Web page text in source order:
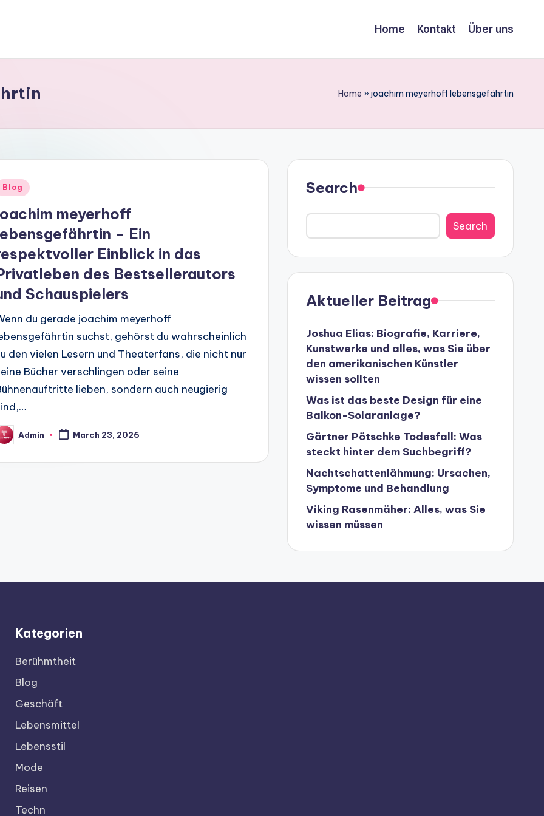
Home Kontakt Über uns
Home »joachim meyerhoff lebensgefährtin
Blog
meyerhoff
– Ein
Einblick in das
des Bestsellerautors
Schauspielers
du gerade joachim meyerhoff
suchst, gehörst du wahrscheinlich
den vielen Lesern und Theaterfans, die nicht nur
Bücher verschlingen oder seine
lieben, sondern auch neugierig
Admin March 23, 2026
Search
Search
Aktueller Beitrag
Joshua Elias: Biografie, Karriere,
Kunstwerke und alles, was Sie über
den amerikanischen Künstler
wissen sollten
Was ist das beste Design für eine
Balkon-Solaranlage?
Gärtner Pötschke Todesfall: Was
steckt hinter dem Suchbegriff?
Nachtschattenlähmung: Ursachen,
Symptome und Behandlung
Viking Rasenmäher: Alles, was Sie
wissen müssen
Kategorien
Berühmtheit
Blog
Geschäft
Lebensmittel
Lebensstil
Mode
Reisen
Techn